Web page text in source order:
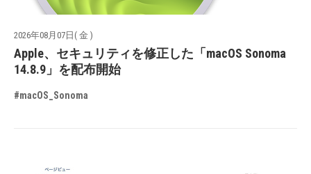
2026年08月07日( 金 )
Apple、セキュリティを修正した「macOS Sonoma
14.8.9」を配布開始
#macOS_Sonoma